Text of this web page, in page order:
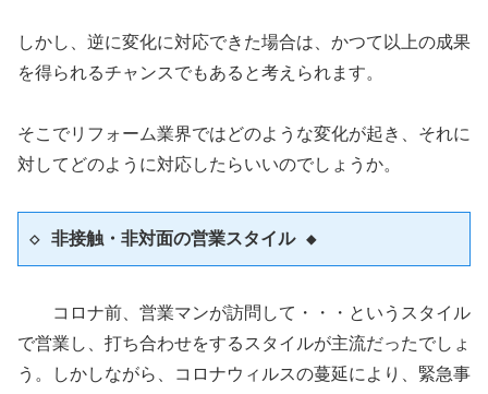
しかし、逆に変化に対応できた場合は、かつて以上の成果
を得られるチャンスでもあると考えられます。
そこでリフォーム業界ではどのような変化が起き、それに
対してどのように対応したらいいのでしょうか。
◇ 非接触・非対面の営業スタイル ◆
コロナ前、営業マンが訪問して・・・というスタイル
で営業し、打ち合わせをするスタイルが主流だったでしょ
う。しかしながら、コロナウィルスの蔓延により、緊急事